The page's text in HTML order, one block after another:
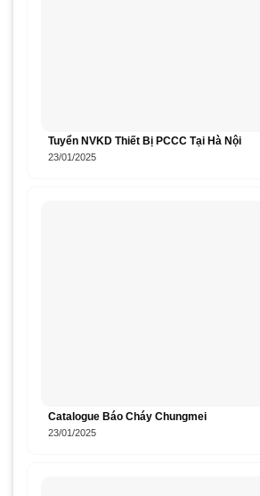
Tuyển NVKD Thiết Bị PCCC Tại Hà Nội
23/01/2025
Catalogue Báo Cháy Chungmei
23/01/2025